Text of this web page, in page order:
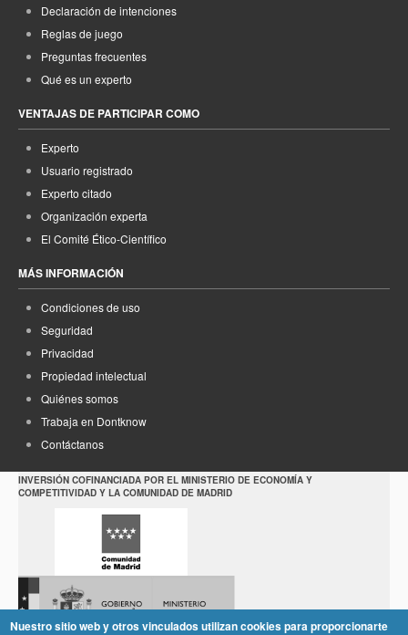
Declaración de intenciones
Reglas de juego
Preguntas frecuentes
Qué es un experto
VENTAJAS DE PARTICIPAR COMO
Experto
Usuario registrado
Experto citado
Organización experta
El Comité Ético-Científico
MÁS INFORMACIÓN
Condiciones de uso
Seguridad
Privacidad
Propiedad intelectual
Quiénes somos
Trabaja en Dontknow
Contáctanos
INVERSIÓN COFINANCIADA POR EL MINISTERIO DE ECONOMÍA Y
COMPETITIVIDAD Y LA COMUNIDAD DE MADRID
Nuestro sitio web y otros vinculados utilizan cookies para proporcionarte